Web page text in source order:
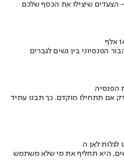
הצעדים שיצילו את הכסף שלכם
הפנסיוני בין נשים לגברים
הפנסיה
אם תתחילו מוקדם. כך תבנו עתיד
היא תחליף את מי שלא משתמש